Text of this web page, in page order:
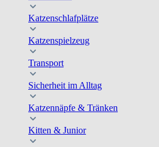
Katzenschlafplätze
Katzenspielzeug
Transport
Sicherheit im Alltag
Katzennäpfe & Tränken
Kitten & Junior